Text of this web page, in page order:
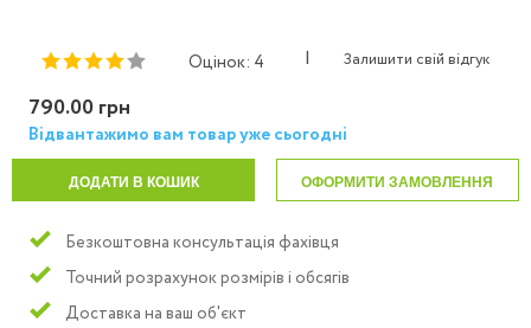
Оцінок: 4 | Залишити свій відгук
790.00 грн
Відвантажимо вам товар уже сьогодні
ДОДАТИ В КОШИК ОФОРМИТИ ЗАМОВЛЕННЯ
Безкоштовна консультація фахівця
Точний розрахунок розмірів і обсягів
Доставка на ваш об'єкт